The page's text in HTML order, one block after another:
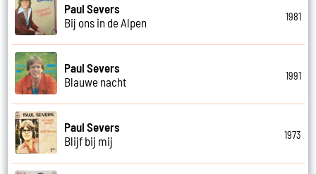
Paul Severs
Bij ons in de Alpen
1981
Paul Severs
Blauwe nacht
1991
Paul Severs
Blijf bij mij
1973